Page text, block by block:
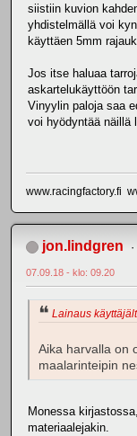
siistiin kuvion
yhdistelmällä voi
käyttäen 5mm
Jos itse haluaa
askartelukäyttöön
Vinyylin paloja saa
voi hyödyntää näillä
www.racingfactory.fi
jon.lindgren
07.09.18 - klo: 09.20
Lainaus
Aika harvalla on
maalarinteipin
Monessa
materiaalejakin.